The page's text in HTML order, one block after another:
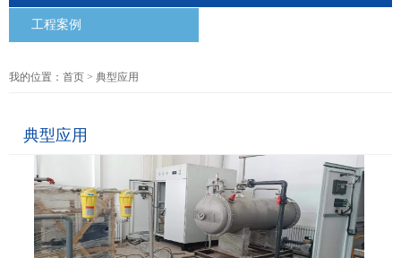
工程案例
我的位置：首页 > 典型应用
典型应用